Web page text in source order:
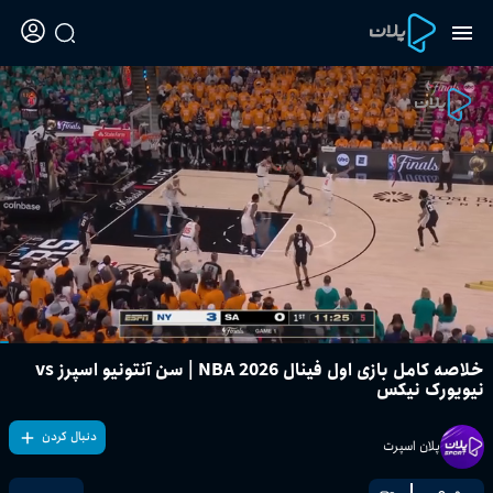
خلاصه کامل بازی اول فینال NBA 2026 | سن آنتونیو اسپرز vs
نیویورک نیکس
پلان اسپرت دنبال کردن